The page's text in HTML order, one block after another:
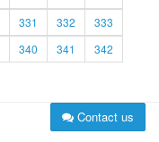
331 332
333
340 341
342
Contact us